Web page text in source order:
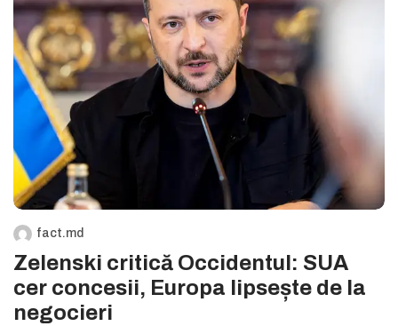
fact.md
Zelenski critică Occidentul: SUA
cer concesii, Europa lipsește de la
negocieri